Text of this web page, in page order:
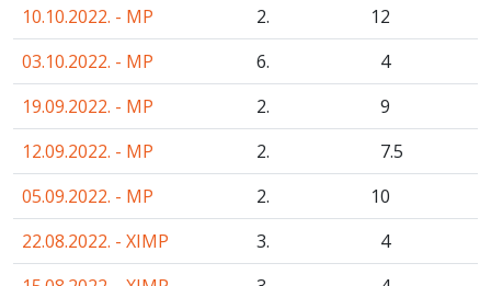
10.10.2022. - MP
2.
12
03.10.2022. - MP
6.
4
19.09.2022. - MP
2.
9
12.09.2022. - MP
2. 7.5
05.09.2022. - MP
2.
10
22.08.2022. - XIMP
3.
4